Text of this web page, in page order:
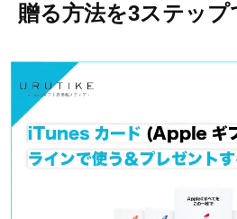
贈る方法を3ステップ